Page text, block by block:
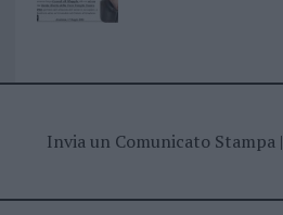
Invia un Comunicato Stampa|